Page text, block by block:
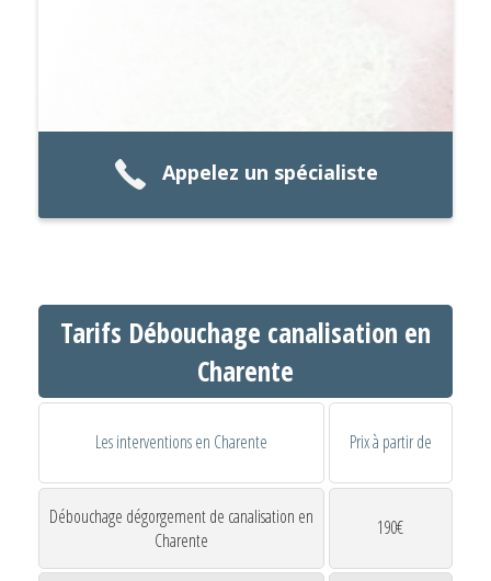
Appelez un spécialiste
Tarifs Débouchage canalisation en
Charente
Les interventions en Charente Prix à partir de
Débouchage dégorgement de canalisation en
Charente
190€